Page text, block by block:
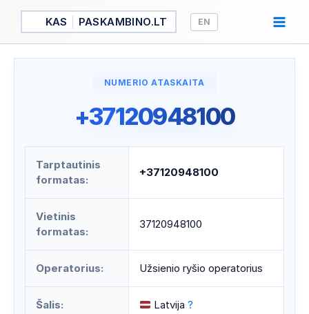
Pereiti
turinio
KAS PASKAMBINO.LT EN
NUMERIO ATASKAITA
+37120948100
Tarptautinis
formatas:
+37120948100
Vietinis
formatas:
37120948100
Operatorius: Užsienio ryšio operatorius
Šalis: Latvija?